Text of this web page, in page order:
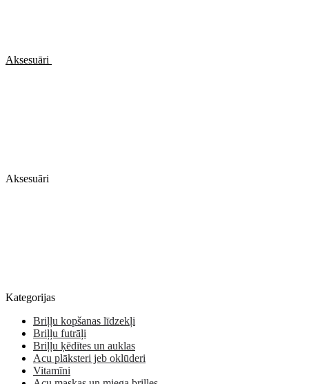
Aksesuāri
Aksesuāri
Kategorijas
Briļļu kopšanas līdzekļi
Briļļu futrāļi
Briļļu ķēdītes un auklas
Acu plāksteri jeb oklūderi
Vitamīni